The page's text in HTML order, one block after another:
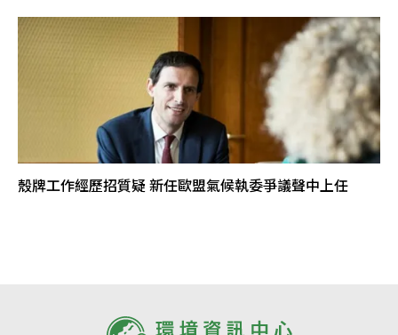
殼牌工作經歷招質疑 新任歐盟氣候執委爭議聲中上任